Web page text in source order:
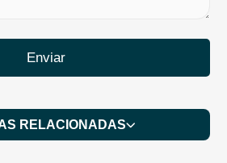
Enviar
RELACIONADAS